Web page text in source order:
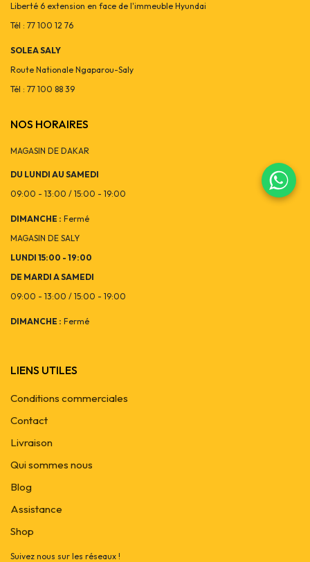
Liberté 6 extension en face de l'immeuble Hyundai
Tél : 77 100 12 76
SOLEA SALY
Route Nationale Ngaparou-Saly
Tél : 77 100 88 39
NOS HORAIRES
MAGASIN DE DAKAR
DU LUNDI AU SAMEDI
09:00 - 13:00 / 15:00 - 19:00
DIMANCHE : Fermé
MAGASIN DE SALY
LUNDI 15:00 - 19:00
DE MARDI A SAMEDI
09:00 - 13:00 / 15:00 - 19:00
DIMANCHE : Fermé
LIENS UTILES
Conditions commerciales
Contact
Livraison
Qui sommes nous
Blog
Assistance
Shop
Suivez nous sur les réseaux !